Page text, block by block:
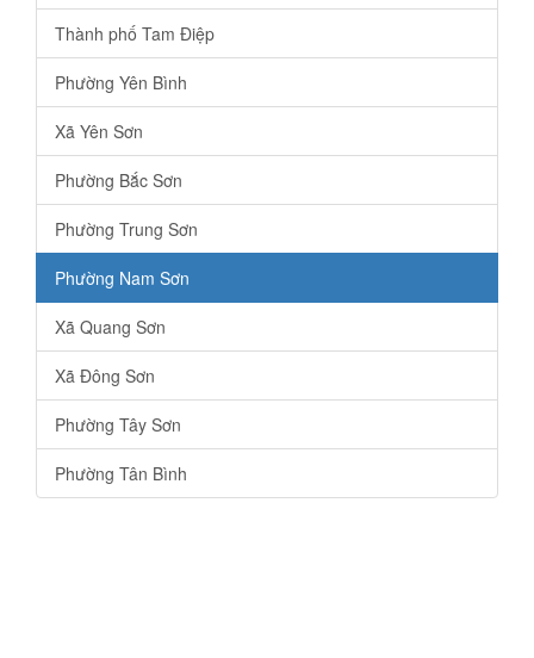
Thành phố Tam Điệp
Phường Yên Bình
Xã Yên Sơn
Phường Bắc Sơn
Phường Trung Sơn
Phường Nam Sơn
Xã Quang Sơn
Xã Đông Sơn
Phường Tây Sơn
Phường Tân Bình